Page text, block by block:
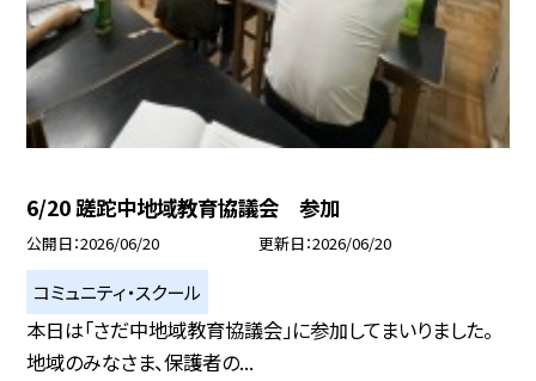
6/20 蹉跎中地域教育協議会 参加
公開日 2026/06/20 更新日 2026/06/20
コミュニティ・スクール
本日は「さだ中地域教育協議会」に参加してまいりました。
地域のみなさま、保護者の...